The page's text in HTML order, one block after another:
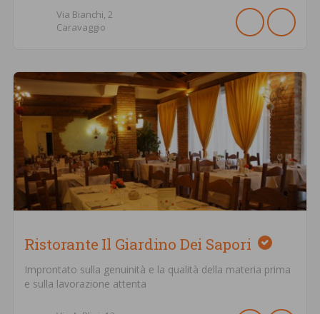
Via Bianchi, 2
Caravaggio
Ristorante Il Giardino Dei Sapori
Improntato sulla genuinità e la qualità della materia prima
e sulla lavorazione attenta